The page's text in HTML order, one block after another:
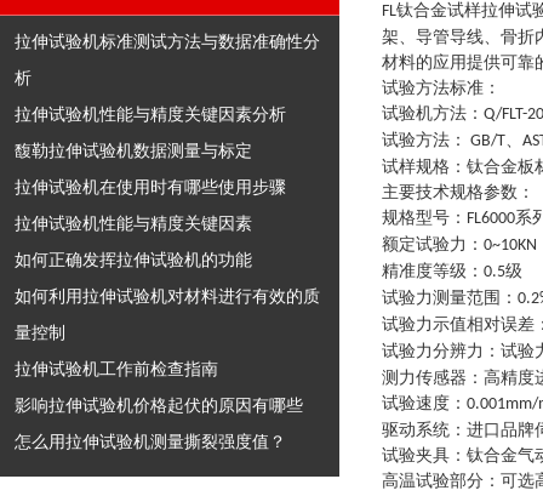
拉伸试验机标准测试方法与数据准确性分
析
拉伸试验机性能与精度关键因素分析
馥勒拉伸试验机数据测量与标定
拉伸试验机在使用时有哪些使用步骤
拉伸试验机性能与精度关键因素
如何正确发挥拉伸试验机的功能
如何利用拉伸试验机对材料进行有效的质
量控制
拉伸试验机工作前检查指南
影响拉伸试验机价格起伏的原因有哪些
怎么用拉伸试验机测量撕裂强度值？
FL钛合金试样拉伸试
架、导管导线、骨折
材料的应用提供可靠
试验方法标准：
试验机方法 ： Q/FLT-
试验方法 ： GB/T、
试样规格 ： 钛合金板
主要技术规格参数 ：
规格型号 ： FL6000系
额定试验力 ： 0~10KN
精准度等级 ： 0.5级
试验力测量范围 ：
试验力示值相对误差
试验力分辨力 ： 试验
测力传感器 ： 高精度
试验速度 ： 0.001mm/
驱动系统 ： 进口品牌
试验夹具 ： 钛合金气
高温试验部分 ： 可选